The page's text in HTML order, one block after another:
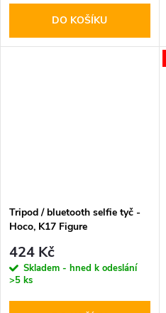
DO KOŠÍKU
Tripod / bluetooth selfie tyč -
Hoco, K17 Figure
424 Kč
Skladem - hned k odeslání
>5 ks